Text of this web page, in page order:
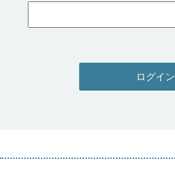
ログイン